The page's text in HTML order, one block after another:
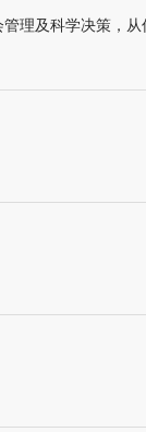
理及科学决策，从